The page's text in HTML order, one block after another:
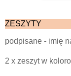
ZESZYTY
podpisane - imię
2 x zeszyt w